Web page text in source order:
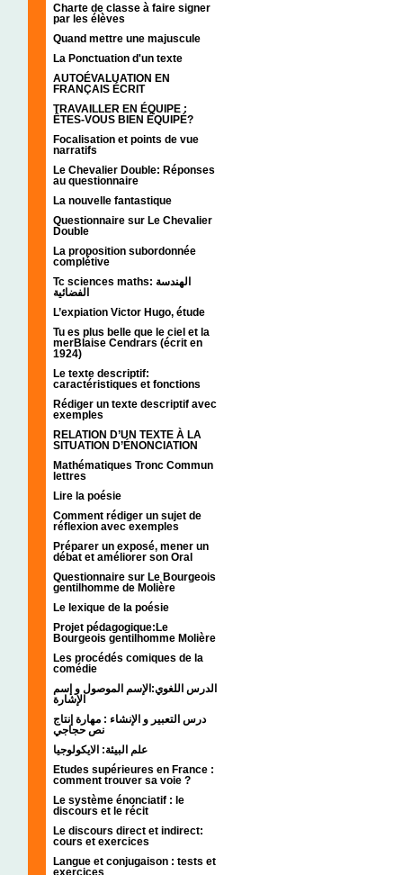
Charte de classe à faire signer
par les élèves
Quand mettre une majuscule
La Ponctuation d'un texte
AUTOÉVALUATION EN
FRANÇAIS ÉCRIT
TRAVAILLER EN ÉQUIPE :
ÊTES-VOUS BIEN ÉQUIPÉ?
Focalisation et points de vue
narratifs
Le Chevalier Double: Réponses
au questionnaire
La nouvelle fantastique
Questionnaire sur Le Chevalier
Double
La proposition subordonnée
complétive
Tc sciences maths: الهندسة
الفضائية
L’expiation Victor Hugo, étude
Tu es plus belle que le ciel et la
merBlaise Cendrars (écrit en
1924)
Le texte descriptif:
caractéristiques et fonctions
Rédiger un texte descriptif avec
exemples
RELATION D’UN TEXTE À LA
SITUATION D’ÉNONCIATION
Mathématiques Tronc Commun
lettres
Lire la poésie
Comment rédiger un sujet de
réflexion avec exemples
Préparer un exposé, mener un
débat et améliorer son Oral
Questionnaire sur Le Bourgeois
gentilhomme de Molière
Le lexique de la poésie
Projet pédagogique:Le
Bourgeois gentilhomme Molière
Les procédés comiques de la
comédie
الدرس اللغوي:الإسم الموصول و إسم
الإشارة
درس التعبير و الإنشاء : مهارة إنتاج
نص حجاجي
علم البيئة: الايكولوجيا
Etudes supérieures en France :
comment trouver sa voie ?
Le système énonciatif : le
discours et le récit
Le discours direct et indirect:
cours et exercices
Langue et conjugaison : tests et
exercices